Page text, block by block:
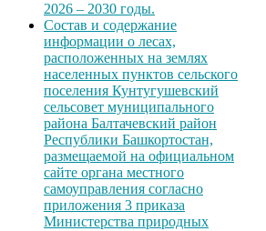
2026 – 2030 годы.
Состав и содержание
информации о лесах,
расположенных на землях
населенных пунктов сельского
поселения Кунтугушевский
сельсовет муниципального
района Балтачевский район
Республики Башкортостан,
размещаемой на официальном
сайте органа местного
самоуправления согласно
приложения 3 приказа
Министерства природных